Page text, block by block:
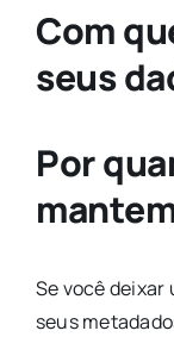
Com
seus
Por
Se você
seus